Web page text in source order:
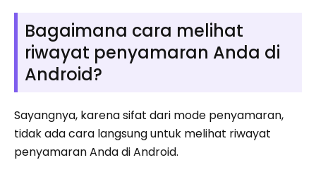
Bagaimana cara melihat
riwayat penyamaran Anda di
Android?
Sayangnya, karena sifat dari mode penyamaran,
tidak ada cara langsung untuk melihat riwayat
penyamaran Anda di Android.